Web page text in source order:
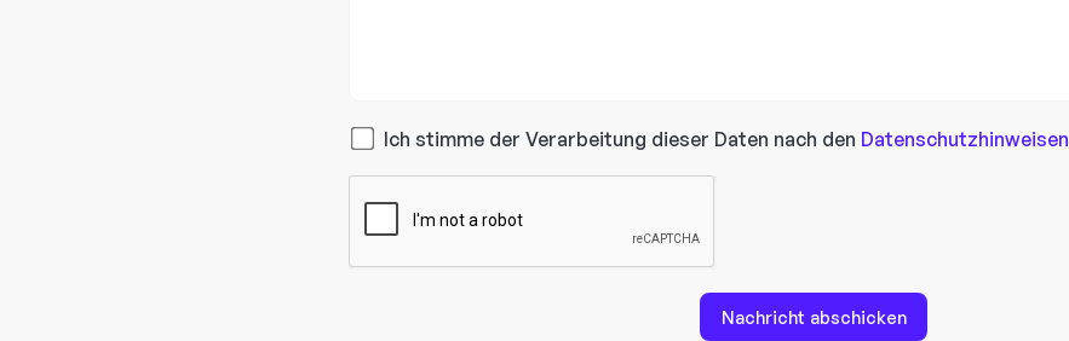
Ich stimme der Verarbeitung dieser Daten nach den Datenschutzhinweisen
Nachricht abschicken